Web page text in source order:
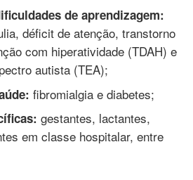
de aprendizagem:
déficit de atenção, transtorno
com hiperatividade (TDAH) e
autista (TEA);
fibromialgia e diabetes;
gestantes, lactantes,
em classe hospitalar, entre